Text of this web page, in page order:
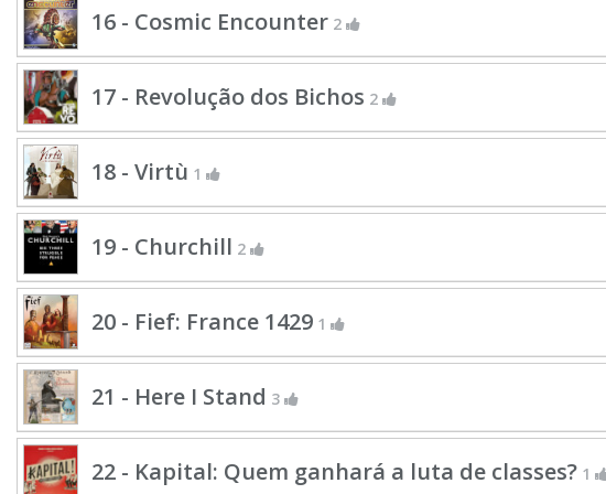
16 - Cosmic Encounter 2
17 - Revolução dos Bichos 2
18 - Virtù 1
19 - Churchill 2
20 - Fief: France 1429 1
21 - Here I Stand 3
22 - Kapital: Quem ganhará a luta de classes? 1